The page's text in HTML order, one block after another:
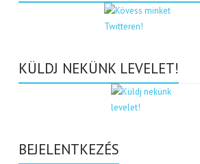
KÜLDJ NEKÜNK LEVELET!
BEJELENTKEZÉS